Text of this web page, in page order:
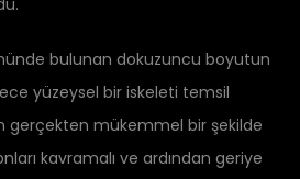
bulunan dokuzuncu boyutun
yüzeysel bir iskeleti temsil
gerçekten mükemmel bir şekilde
kavramalı ve ardından geriye